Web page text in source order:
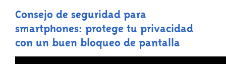
Consejo de seguridad para
smartphones: protege tu privacidad
con un buen bloqueo de pantalla